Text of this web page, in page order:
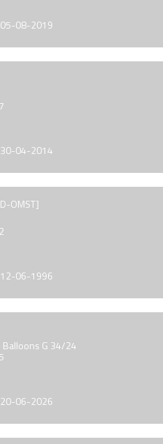
08-2019
04-2014
OMST]
06-1996
G 34/24
06-2026